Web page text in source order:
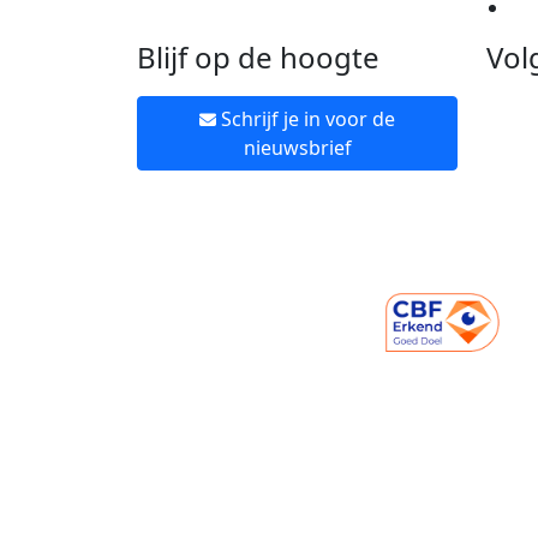
Blijf op de hoogte
Schrijf je in voor de
nieuwsbrief